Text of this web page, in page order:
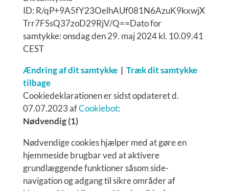
ID: R/qP+9A5fY23OelhAUf081N6AzuK9kxwjX
Trr7FSsQ37zoD29RjV/Q==Dato for
samtykke:onsdag den 29. maj 2024 kl. 10.09.41
CEST
Ændring af dit samtykke| Træk dit samtykke
tilbage
Cookiedeklarationen er sidst opdateret d.
07.07.2023 afCookiebot:
Nødvendig (1)
Nødvendige cookies hjælper med at gøre en
hjemmeside brugbar ved at aktivere
grundlæggende funktioner såsom side-
navigation og adgang til sikre områder af